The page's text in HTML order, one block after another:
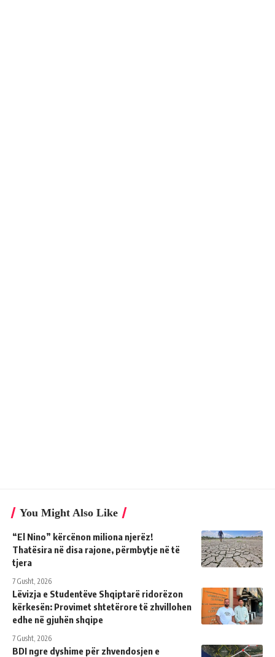
You Might Also Like
“El Nino” kërcënon miliona njerëz!
Thatësira në disa rajone, përmbytje në të
tjera
7 Gusht, 2026
Lëvizja e Studentëve Shqiptarë ridorëzon
kërkesën: Provimet shtetërore të zhvillohen
edhe në gjuhën shqipe
7 Gusht, 2026
BDI ngre dyshime për zhvendosjen e